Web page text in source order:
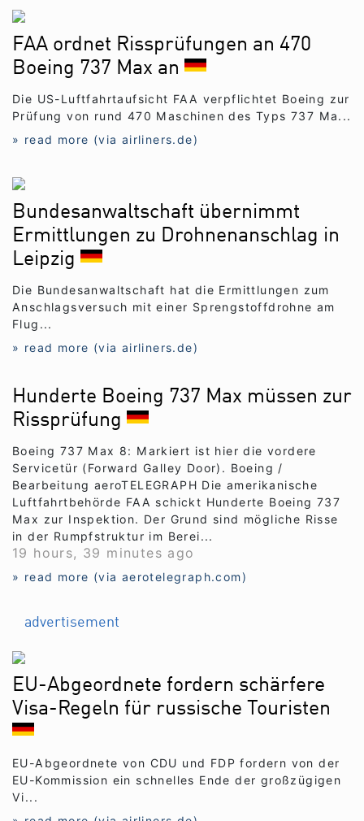
FAA ordnet Rissprüfungen an 470
Boeing 737 Max an
Die US-Luftfahrtaufsicht FAA verpflichtet Boeing zur
Prüfung von rund 470 Maschinen des Typs 737 Ma...
» read more (via airliners.de)
Bundesanwaltschaft übernimmt
Ermittlungen zu Drohnenanschlag in
Leipzig
Die Bundesanwaltschaft hat die Ermittlungen zum
Anschlagsversuch mit einer Sprengstoffdrohne am
Flug...
» read more (via airliners.de)
Hunderte Boeing 737 Max müssen zur
Rissprüfung
Boeing 737 Max 8: Markiert ist hier die vordere
Servicetür (Forward Galley Door). Boeing /
Bearbeitung aeroTELEGRAPH Die amerikanische
Luftfahrtbehörde FAA schickt Hunderte Boeing 737
Max zur Inspektion. Der Grund sind mögliche Risse
in der Rumpfstruktur im Berei...
19 hours, 39 minutes ago
» read more (via aerotelegraph.com)
advertisement
EU-Abgeordnete fordern schärfere
Visa-Regeln für russische Touristen
EU-Abgeordnete von CDU und FDP fordern von der
EU-Kommission ein schnelles Ende der großzügigen
Vi...